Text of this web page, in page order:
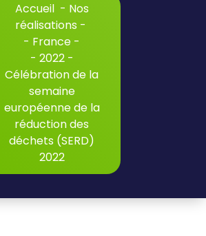
Accueil- Nos
réalisations-
- France -
- 2022-
Célébration de la
semaine
européenne de la
réduction des
déchets (SERD)
2022